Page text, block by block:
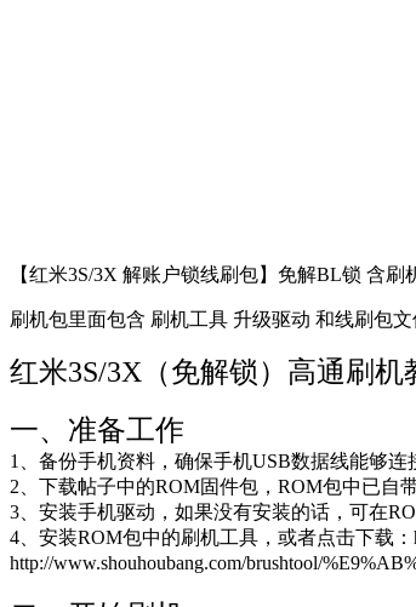
【红米3S/3X 解账户锁线刷包】免解BL锁 含刷
刷机包里面包含 刷机工具 升级驱动 和线刷包文
红米3S/3X（免解锁）高通刷机
一、准备工作
1、备份手机资料，确保手机USB数据线能够连
2、下载帖子中的ROM固件包，ROM包中已自
3、安装手机驱动，如果没有安装的话，可在
4、安装ROM包中的刷机工具，或者点击下载：
http://www.shouhoubang.com/brushtool/